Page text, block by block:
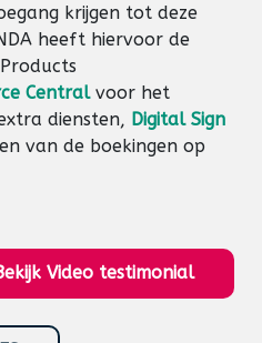
krijgen tot deze
heeft hiervoor de
Centralvoor het
diensten, Digital Sign
van de boekingen op
Video testimonial